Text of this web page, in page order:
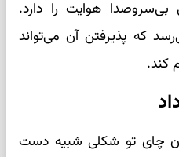
هوایت را دارد.
که پذیرفتن آن می‌تواند
کند.
چای تو شکلی شبیه دست